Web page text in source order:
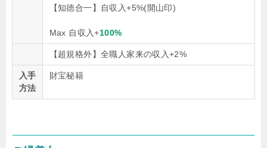
【知徳合一】自収入+5%(開山印)
Max 自収入+100%
【超規格外】全職人家来の収入+2%
入手
方法
財宝秘籍